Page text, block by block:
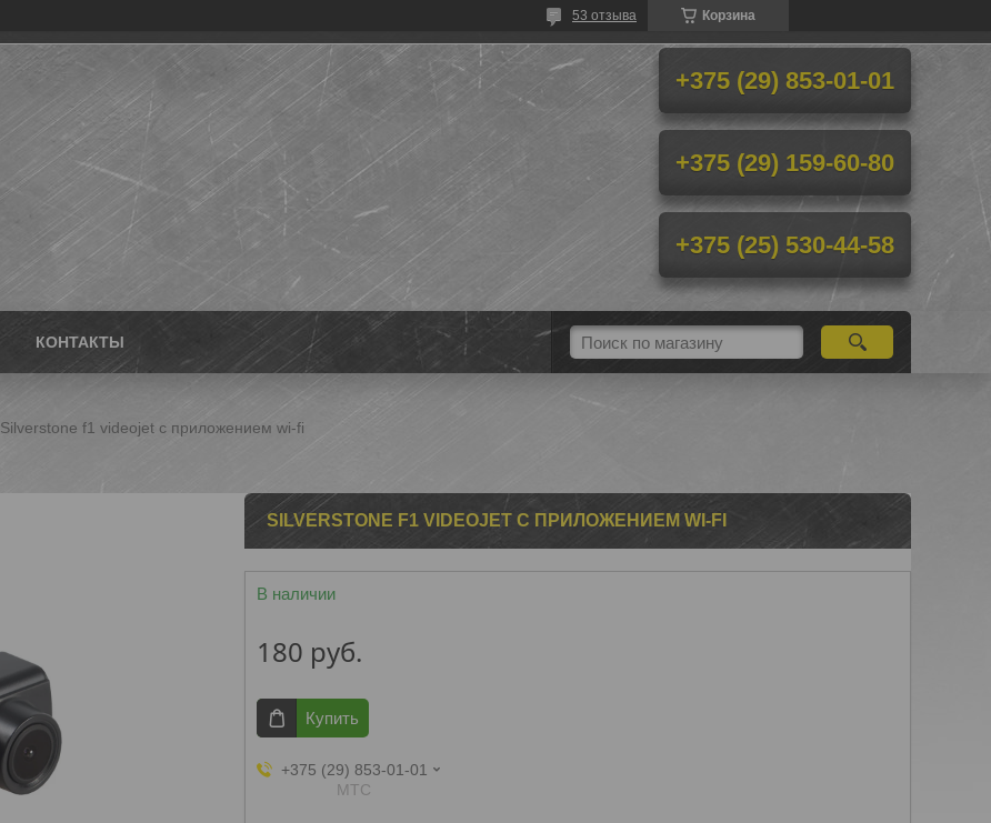
Корзина
53 отзыва
+375 (29) 853-01-01
+375 (29) 159-60-80
+375 (25) 530-44-58
КОНТАКТЫ
Silverstone f1 videojet с приложением wi-fi
SILVERSTONE F1 VIDEOJET С ПРИЛОЖЕНИЕМ WI-FI
В наличии
180 руб.
Купить
+375 (29) 853-01-01
МТС